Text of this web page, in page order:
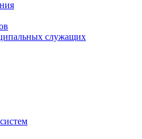
служащих